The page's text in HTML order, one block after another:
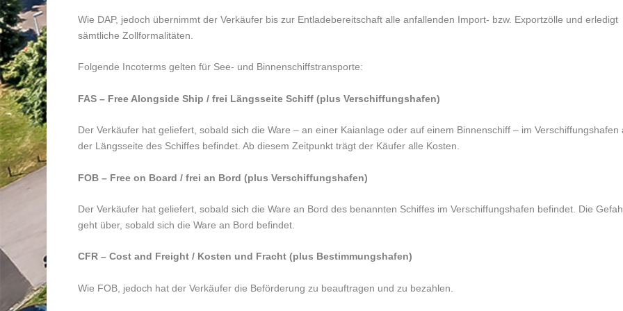
Wie DAP, jedoch übernimmt der Verkäufer bis zur Entladebereitschaft alle anfallenden Import- bzw. Exportzölle und erledigt
sämtliche Zollformalitäten.
Folgende Incoterms gelten für See- und Binnenschiffstransporte:
FAS – Free Alongside Ship / frei Längsseite Schiff (plus Verschiffungshafen)
Der Verkäufer hat geliefert, sobald sich die Ware – an einer Kaianlage oder auf einem Binnenschiff – im Verschiffungshafen
der Längsseite des Schiffes befindet. Ab diesem Zeitpunkt trägt der Käufer alle Kosten.
FOB – Free on Board / frei an Bord (plus Verschiffungshafen)
Der Verkäufer hat geliefert, sobald sich die Ware an Bord des benannten Schiffes im Verschiffungshafen befindet. Die
geht über, sobald sich die Ware an Bord befindet.
CFR – Cost and Freight / Kosten und Fracht (plus Bestimmungshafen)
Wie FOB, jedoch hat der Verkäufer die Beförderung zu beauftragen und zu bezahlen.